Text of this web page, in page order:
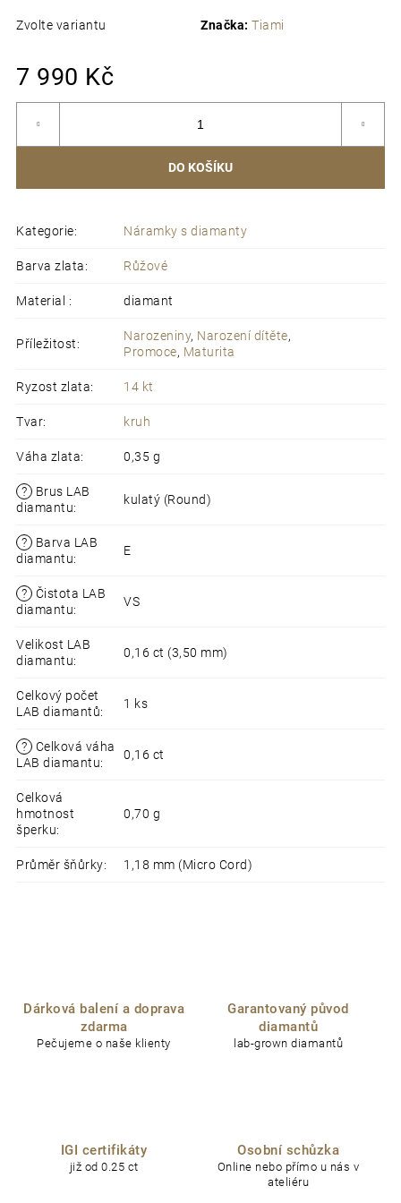
Recyklovatelné balení
s osobním vzkazem dle přání
Zvolte variantu Značka: Tiami
7 990 Kč
DO KOŠÍKU
Kategorie: Náramky s diamanty
Barva zlata: Růžové
Material : diamant
Příležitost:
Narozeniny, Narození dítěte,
Promoce, Maturita
Ryzost zlata: 14 kt
Tvar: kruh
Váha zlata: 0,35 g
?
Brus LAB
diamantu:
kulatý (Round)
?
Barva LAB
diamantu:
E
?
Čistota LAB
diamantu:
VS
Velikost LAB
diamantu:
0,16 ct (3,50 mm)
Celkový počet
LAB diamantů:
1 ks
?
Celková váha
LAB diamantu:
0,16 ct
Celková
hmotnost
šperku:
0,70 g
Průměr šňůrky: 1,18 mm (Micro Cord)
Dárková balení a doprava
zdarma
Pečujeme o naše klienty
Garantovaný původ
diamantů
lab-grown diamantů
IGI certifikáty
již od 0.25 ct
Osobní schůzka
Online nebo přímo u nás v
ateliéru